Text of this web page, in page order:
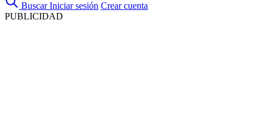
Buscar Iniciar sesión Crear cuenta
PUBLICIDAD